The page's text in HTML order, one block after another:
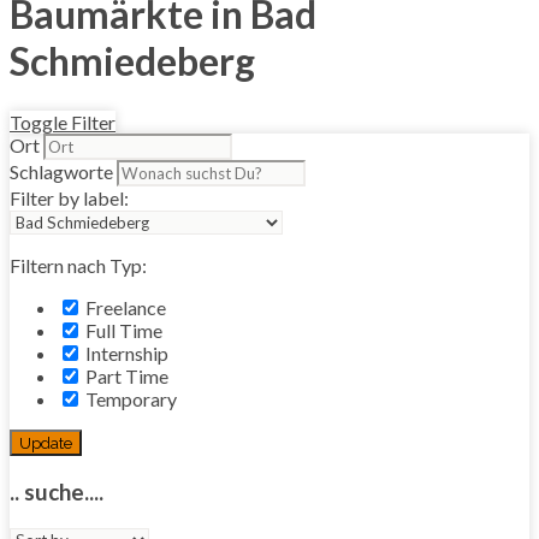
Baumärkte in Bad
Schmiedeberg
Toggle Filter
Ort
Schlagworte
Filter by label:
Filtern nach Typ:
Freelance
Full Time
Internship
Part Time
Temporary
Update
.. suche....